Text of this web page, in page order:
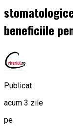
beneficiile
Publicat
acum 3 zile
pe